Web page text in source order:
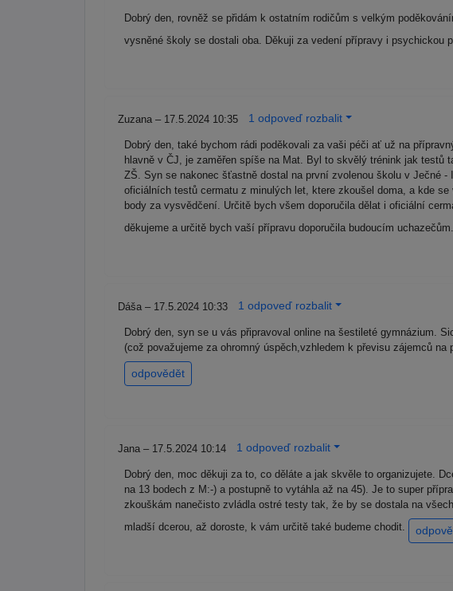
Dobrý den, rovněž se přidám k ostatním rodičům s velkým
vysněné školy se dostali oba. Děkuji za vedení přípravy i
Zuzana – 17.5.2024 10:35 1 odpoveď rozbalit
Dobrý den, také bychom rádi poděkovali za vaši péči ať už na
hlavně v ČJ, je zaměřen spíše na Mat. Byl to skvělý trénink jak
ZŠ. Syn se nakonec šťastně dostal na první zvolenou školu v Ječné
oficiálních testů cermatu z minulých let, ktere zkoušel doma, a kde
body za vysvědčení. Určitě bych všem doporučila dělat i oficiální
děkujeme a určitě bych vaší přípravu doporučila budoucím uchazečům.
Dáša – 17.5.2024 10:33 1 odpoveď rozbalit
Dobrý den, syn se u vás připravoval online na šestileté gymnázium.
(což považujeme za ohromný úspěch,vzhledem k převisu zájemců
odpovědět
Jana – 17.5.2024 10:14 1 odpoveď rozbalit
Dobrý den, moc děkuji za to, co děláte a jak skvěle to organizujete.
na 13 bodech z M:-) a postupně to vytáhla až na 45). Je to super
zkouškám nanečisto zvládla ostré testy tak, že by se dostala na
mladší dcerou, až doroste, k vám určitě také budeme chodit.